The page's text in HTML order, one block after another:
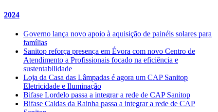
2024
Governo lança novo apoio à aquisição de painéis solares para
famílias
Sanitop reforça presença em Évora com novo Centro de
Atendimento a Profissionais focado na eficiência e
sustentabilidade
Loja da Casa das Lâmpadas é agora um CAP Sanitop
Eletricidade e Iluminação
Bifase Lordelo passa a integrar a rede de CAP Sanitop
Bifase Caldas da Rainha passa a integrar a rede de CAP